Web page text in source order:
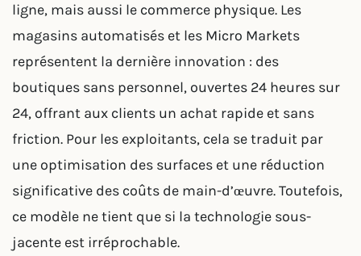
ligne, mais aussi le commerce physique. Les
magasins automatisés et les Micro Markets
représentent la dernière innovation : des
boutiques sans personnel, ouvertes 24 heures sur
24, offrant aux clients un achat rapide et sans
friction. Pour les exploitants, cela se traduit par
une optimisation des surfaces et une réduction
significative des coûts de main-d’œuvre. Toutefois,
ce modèle ne tient que si la technologie sous-
jacente est irréprochable.